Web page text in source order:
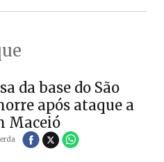
da base do São
após ataque a
Maceió